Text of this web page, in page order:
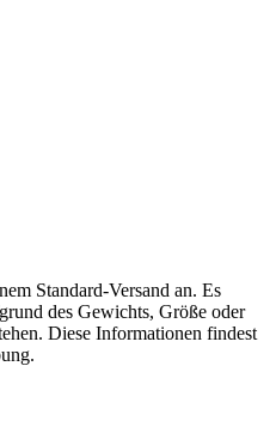
Standard-Versand an. Es
des Gewichts, Größe oder
Diese Informationen findest